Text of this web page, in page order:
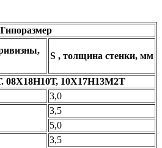
S , толщина стенки, мм
08Х18Н10Т, 10Х17Н13М2Т
3,0
3,5
5,0
3,5